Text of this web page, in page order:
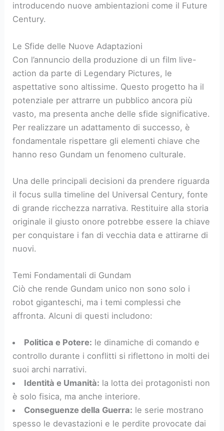
introducendo nuove ambientazioni come il Future
Century.
Le Sfide delle Nuove Adaptazioni
Con l’annuncio della produzione di un film live-
action da parte di Legendary Pictures, le
aspettative sono altissime. Questo progetto ha il
potenziale per attrarre un pubblico ancora più
vasto, ma presenta anche delle sfide significative.
Per realizzare un adattamento di successo, è
fondamentale rispettare gli elementi chiave che
hanno reso Gundam un fenomeno culturale.
Una delle principali decisioni da prendere riguarda
il focus sulla timeline del Universal Century, fonte
di grande ricchezza narrativa. Restituire alla storia
originale il giusto onore potrebbe essere la chiave
per conquistare i fan di vecchia data e attirarne di
nuovi.
Temi Fondamentali di Gundam
Ciò che rende Gundam unico non sono solo i
robot giganteschi, ma i temi complessi che
affronta. Alcuni di questi includono:
Politica e Potere: le dinamiche di comando e
controllo durante i conflitti si riflettono in molti dei
suoi archi narrativi.
Identità e Umanità: la lotta dei protagonisti non
è solo fisica, ma anche interiore.
Conseguenze della Guerra: le serie mostrano
spesso le devastazioni e le perdite provocate dai